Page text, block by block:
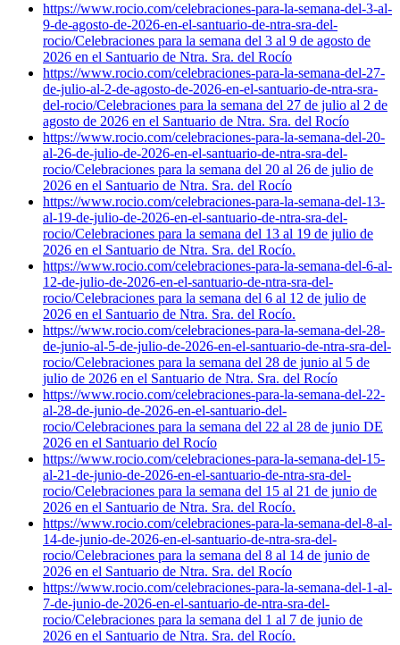
https://www.rocio.com/celebraciones-para-la-semana-del-3-al-
9-de-agosto-de-2026-en-el-santuario-de-ntra-sra-del-
rocio/Celebraciones para la semana del 3 al 9 de agosto de
2026 en el Santuario de Ntra. Sra. del Rocío
https://www.rocio.com/celebraciones-para-la-semana-del-27-
de-julio-al-2-de-agosto-de-2026-en-el-santuario-de-ntra-sra-
del-rocio/Celebraciones para la semana del 27 de julio al 2 de
agosto de 2026 en el Santuario de Ntra. Sra. del Rocío
https://www.rocio.com/celebraciones-para-la-semana-del-20-
al-26-de-julio-de-2026-en-el-santuario-de-ntra-sra-del-
rocio/Celebraciones para la semana del 20 al 26 de julio de
2026 en el Santuario de Ntra. Sra. del Rocío
https://www.rocio.com/celebraciones-para-la-semana-del-13-
al-19-de-julio-de-2026-en-el-santuario-de-ntra-sra-del-
rocio/Celebraciones para la semana del 13 al 19 de julio de
2026 en el Santuario de Ntra. Sra. del Rocío.
https://www.rocio.com/celebraciones-para-la-semana-del-6-al-
12-de-julio-de-2026-en-el-santuario-de-ntra-sra-del-
rocio/Celebraciones para la semana del 6 al 12 de julio de
2026 en el Santuario de Ntra. Sra. del Rocío.
https://www.rocio.com/celebraciones-para-la-semana-del-28-
de-junio-al-5-de-julio-de-2026-en-el-santuario-de-ntra-sra-del-
rocio/Celebraciones para la semana del 28 de junio al 5 de
julio de 2026 en el Santuario de Ntra. Sra. del Rocío
https://www.rocio.com/celebraciones-para-la-semana-del-22-
al-28-de-junio-de-2026-en-el-santuario-del-
rocio/Celebraciones para la semana del 22 al 28 de junio DE
2026 en el Santuario del Rocío
https://www.rocio.com/celebraciones-para-la-semana-del-15-
al-21-de-junio-de-2026-en-el-santuario-de-ntra-sra-del-
rocio/Celebraciones para la semana del 15 al 21 de junio de
2026 en el Santuario de Ntra. Sra. del Rocío.
https://www.rocio.com/celebraciones-para-la-semana-del-8-al-
14-de-junio-de-2026-en-el-santuario-de-ntra-sra-del-
rocio/Celebraciones para la semana del 8 al 14 de junio de
2026 en el Santuario de Ntra. Sra. del Rocío
https://www.rocio.com/celebraciones-para-la-semana-del-1-al-
7-de-junio-de-2026-en-el-santuario-de-ntra-sra-del-
rocio/Celebraciones para la semana del 1 al 7 de junio de
2026 en el Santuario de Ntra. Sra. del Rocío.